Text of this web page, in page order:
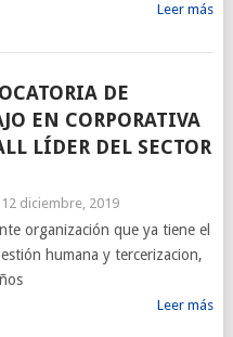
Leer más
DE
EN CORPORATIVA
LÍDER DEL SECTOR
12 diciembre, 2019
organización que ya tiene el
humana y tercerizacion,
Leer más